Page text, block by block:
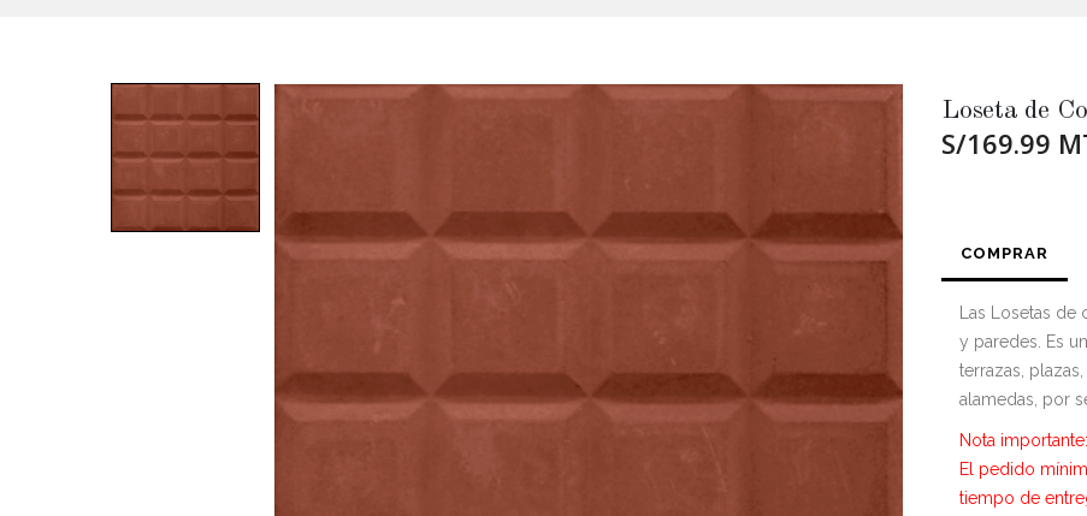
Loseta de
S/169.99
COMPRAR
Las Losetas
y paredes. Es
terrazas,
alamedas, por
Nota importante:
El pedido
tiempo de